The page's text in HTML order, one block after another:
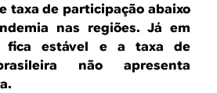
taxa de participação abaixo
nas regiões. Já em
fica estável e a taxa de
não apresenta